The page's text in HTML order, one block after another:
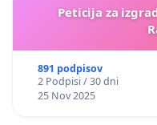
Peticija za
891 podpisov
2 Podpisi / 30 dni
25 Nov 2025